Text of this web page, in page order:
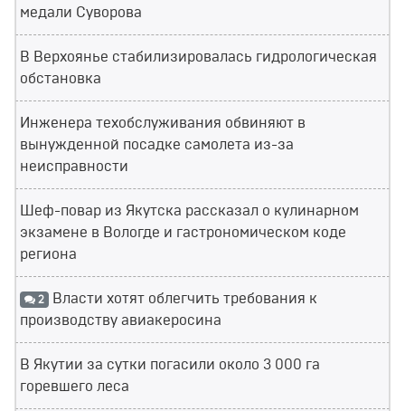
медали Суворова
В Верхоянье стабилизировалась гидрологическая
обстановка
Инженера техобслуживания обвиняют в
вынужденной посадке самолета из-за
неисправности
Шеф-повар из Якутска рассказал о кулинарном
экзамене в Вологде и гастрономическом коде
региона
2 Власти хотят облегчить требования к
производству авиакеросина
В Якутии за сутки погасили около 3 000 га
горевшего леса